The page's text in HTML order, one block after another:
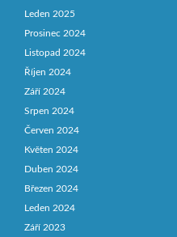
Leden 2025
Prosinec 2024
Listopad 2024
Říjen 2024
Září 2024
Srpen 2024
Červen 2024
Květen 2024
Duben 2024
Březen 2024
Leden 2024
Září 2023